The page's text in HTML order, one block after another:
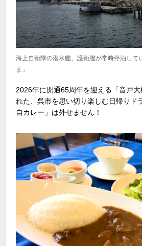
海上自衛隊の潜水艦、護衛艦が常時停泊して
ま」
2026年に開通65周年を迎える 「音戸
れた、呉市を思い切り楽しむ日帰りド
自カレー」は外せません！